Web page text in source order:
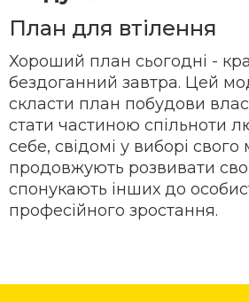
План для втілення
Хороший план сьогодні -
бездоганний завтра. Цей
скласти план побудови
стати частиною спільноти
себе, свідомі у виборі свого
продовжують розвивати
спонукають інших до
професійного зростання.